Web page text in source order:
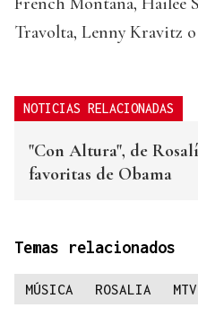
Travolta, Lenny Kravitz o
NOTICIAS RELACIONADAS
"Con Altura", de
favoritas de Obama
Temas relacionados
MÚSICA ROSALIA MTV